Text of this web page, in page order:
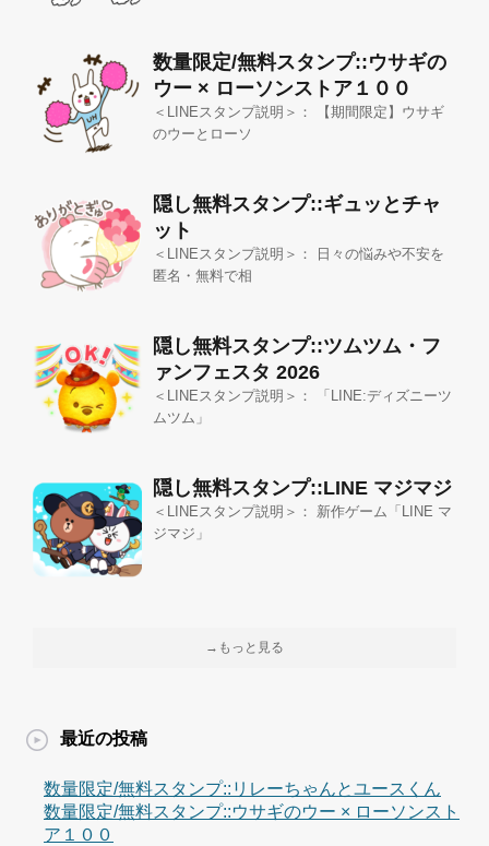
数量限定/無料スタンプ::ウサギの
ウー × ローソンストア１００
＜LINEスタンプ説明＞： 【期間限定】ウサギ
のウーとローソ
隠し無料スタンプ::ギュッとチャ
ット
＜LINEスタンプ説明＞： 日々の悩みや不安を
匿名・無料で相
隠し無料スタンプ::ツムツム・フ
ァンフェスタ 2026
＜LINEスタンプ説明＞： 「LINE:ディズニーツ
ムツム」
隠し無料スタンプ::LINE マジマジ
＜LINEスタンプ説明＞： 新作ゲーム「LINE マ
ジマジ」
→もっと見る
最近の投稿
数量限定/無料スタンプ::リレーちゃんとユースくん
数量限定/無料スタンプ::ウサギのウー × ローソンスト
ア１００